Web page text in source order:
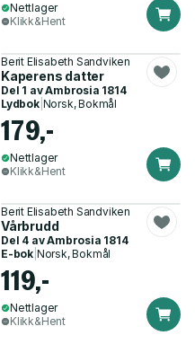
Nettlager
Klikk&Hent
Berit Elisabeth Sandviken
Kaperens datter
Del 1 avAmbrosia 1814
Lydbok| Norsk, Bokmål
179,-
Nettlager
Klikk&Hent
Berit Elisabeth Sandviken
Vårbrudd
Del 4 avAmbrosia 1814
E-bok Norsk, Bokmål
119,-
Nettlager
Klikk&Hent